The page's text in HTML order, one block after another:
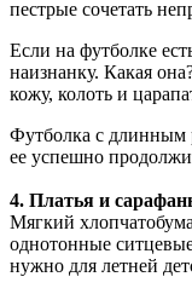
пестрые сочетать
Если на футболке
наизнанку. Какая
кожу, колоть и
Футболка с длинным
ее успешно
4. Платья и
Мягкий
однотонные
нужно для летней